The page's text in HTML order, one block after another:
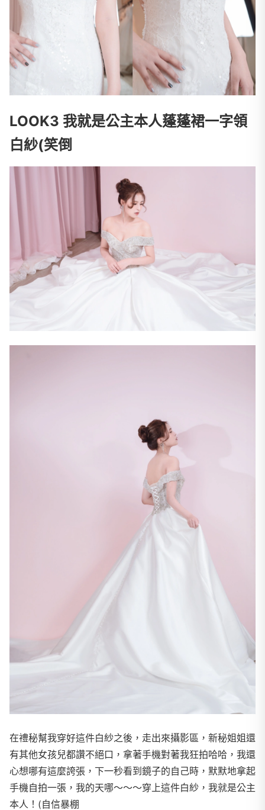
LOOK3 我就是公主本人蓬蓬裙一字領
白紗(笑倒
在禮秘幫我穿好這件白紗之後，走出來攝影區，新秘姐姐還
有其他女孩兒都讚不絕口，拿著手機對著我狂拍哈哈，我還
心想哪有這麼誇張，下一秒看到鏡子的自己時，默默地拿起
手機自拍一張，我的天哪～～～穿上這件白紗，我就是公主
本人！(自信暴棚